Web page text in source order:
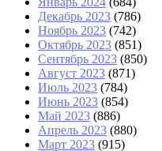
Декабрь 2023 (786)
Ноябрь 2023 (742)
Октябрь 2023 (851)
Сентябрь 2023 (850)
Август 2023 (871)
Июль 2023 (784)
Июнь 2023 (854)
Май 2023 (886)
Апрель 2023 (880)
Март 2023 (915)